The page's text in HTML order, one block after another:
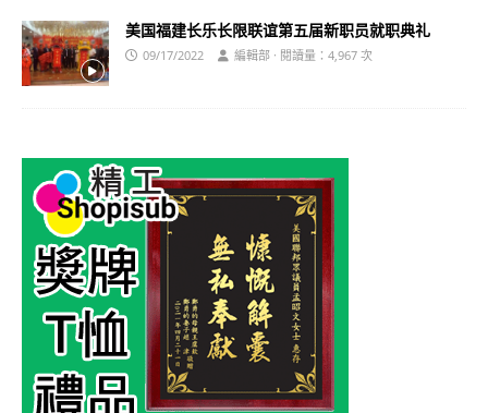
美国福建长乐长限联谊第五届新职员就职典礼
09/17/2022 編輯部 · 閱讀量：4,967 次